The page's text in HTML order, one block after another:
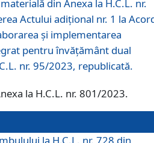
din Anexa la H.C.L. nr.
Actului adițional nr. 1 la
și implementarea
pentru învățământ dual
nr. 95/2023, republicată.
la H.C.L. nr. 801/2023.